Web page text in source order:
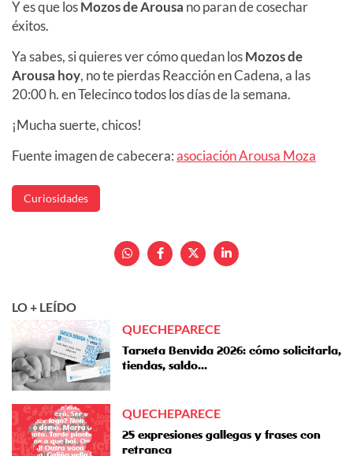
Y es que losMozos de Arousa no paran de cosechar
éxitos.
Ya sabes, si quieres ver cómo quedan losMozos de
Arousa hoy, no te pierdas Reacción en Cadena, a las
20:00 h. en Telecinco todos los días de la semana.
¡Mucha suerte, chicos!
Fuente imagen de cabecera:asociación Arousa Moza
Curiosidades
LO + LEÍDO
QUECHEPARECE
Tarxeta Benvida 2026: cómo solicitarla,
tiendas, saldo...
QUECHEPARECE
25 expresiones gallegas y frases con
retranca